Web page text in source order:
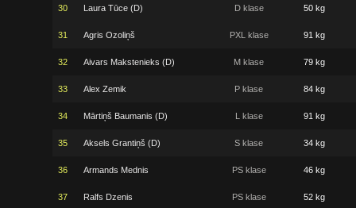
30 Laura Tūce (D) D klase 50 kg
31 Agris Ozoliņš PXL klase 91 kg
32 Aivars Makstenieks (D) M klase 79 kg
33 Alex Zemik P klase 84 kg
34 Mārtiņš Baumanis (D) L klase 91 kg
35 Aksels Grantiņš (D) S klase 34 kg
36 Armands Mednis PS klase 46 kg
37 Ralfs Dzenis PS klase 52 kg